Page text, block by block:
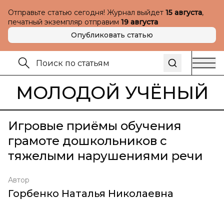
Отправьте статью сегодня! Журнал выйдет 15 августа,
печатный экземпляр отправим 19 августа
Опубликовать статью
МОЛОДОЙ УЧЁНЫЙ
Игровые приёмы обучения
грамоте дошкольников с
тяжелыми нарушениями речи
Автор
Горбенко Наталья Николаевна